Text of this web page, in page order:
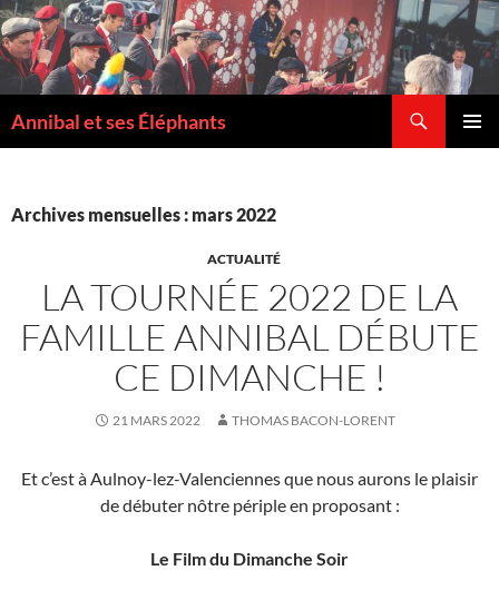
Annibal et ses Éléphants
Archives mensuelles : mars 2022
ACTUALITÉ
LA TOURNÉE 2022 DE LA
FAMILLE ANNIBAL DÉBUTE
CE DIMANCHE !
21 MARS 2022 THOMAS BACON-LORENT
Et c’est à Aulnoy-lez-Valenciennes que nous aurons le plaisir
de débuter nôtre périple en proposant :
Le Film du Dimanche Soir